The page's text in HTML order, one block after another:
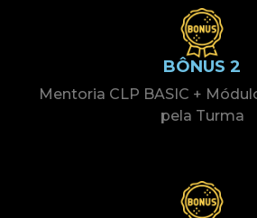
BÔNUS 2
Mentoria CLP BASIC +
pela Turma